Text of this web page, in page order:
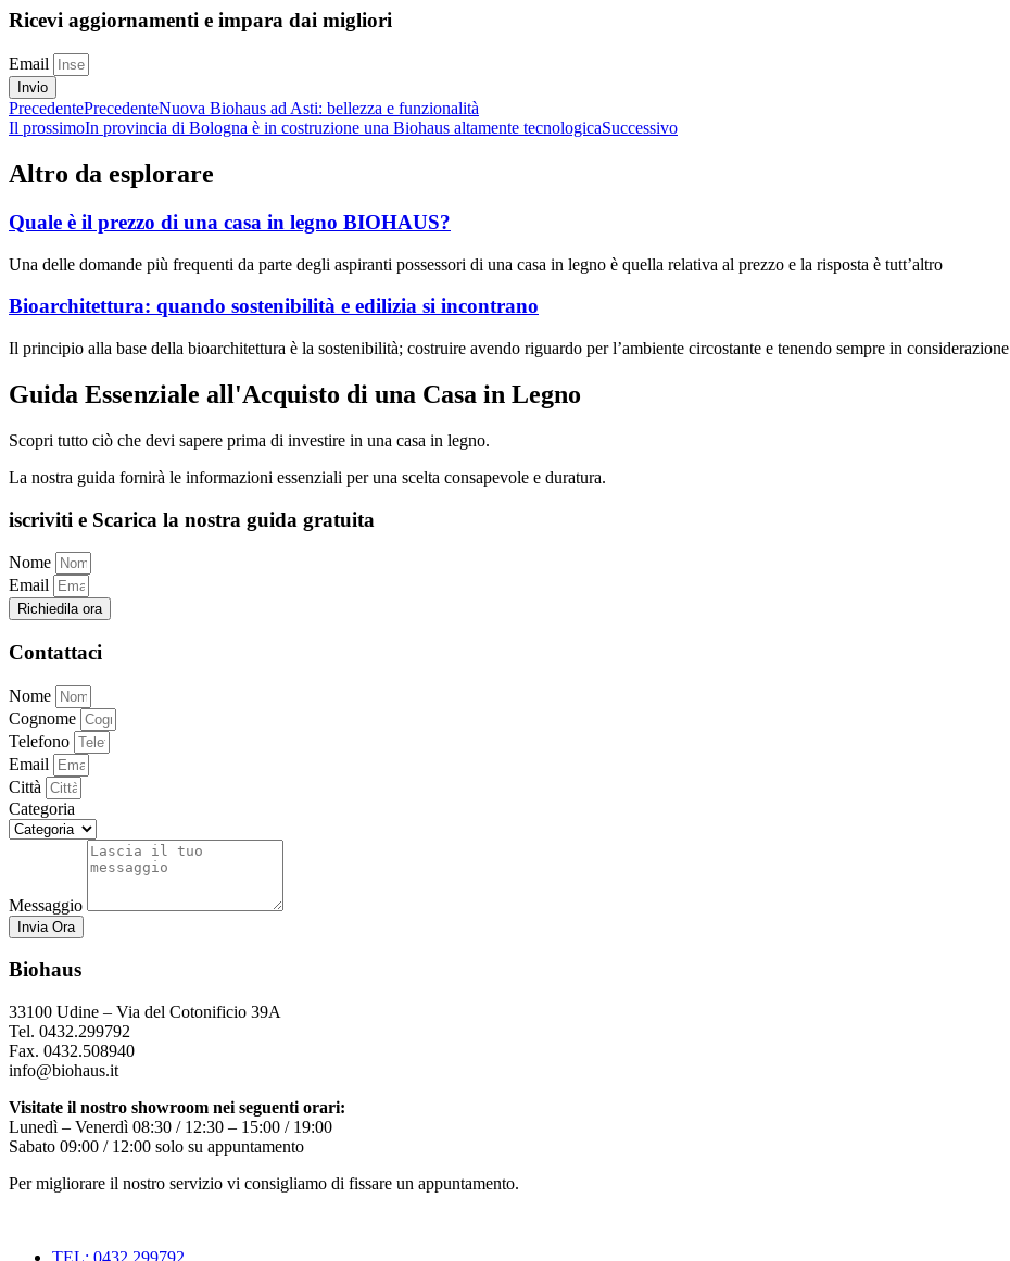
Ricevi aggiornamenti e impara dai migliori
Email
Invio
PrecedentePrecedenteNuova Biohaus ad Asti: bellezza e funzionalità
Il prossimoIn provincia di Bologna è in costruzione una Biohaus altamente tecnologicaSuccessivo
Altro da esplorare
Quale è il prezzo di una casa in legno BIOHAUS?
Una delle domande più frequenti da parte degli aspiranti possessori di una casa in legno è quella relativa al prezzo e la risposta è tutt’altro
Bioarchitettura: quando sostenibilità e edilizia si incontrano
Il principio alla base della bioarchitettura è la sostenibilità; costruire avendo riguardo per l’ambiente circostante e tenendo sempre in
Guida Essenziale all'Acquisto di una Casa in Legno
Scopri tutto ciò che devi sapere prima di investire in una casa in legno.
La nostra guida fornirà le informazioni essenziali per una scelta consapevole e duratura.
iscriviti e Scarica la nostra guida gratuita
Nome
Email
Richiedila ora
Contattaci
Nome
Cognome
Telefono
Email
Città
Categoria
Messaggio
Invia Ora
Biohaus
33100 Udine – Via del Cotonificio 39A
Tel. 0432.299792
Fax. 0432.508940
info@biohaus.it
Visitate il nostro showroom nei seguenti orari:
Lunedì – Venerdì 08:30 / 12:30 – 15:00 / 19:00
Sabato 09:00 / 12:00 solo su appuntamento
Per migliorare il nostro servizio vi consigliamo di fissare un appuntamento.